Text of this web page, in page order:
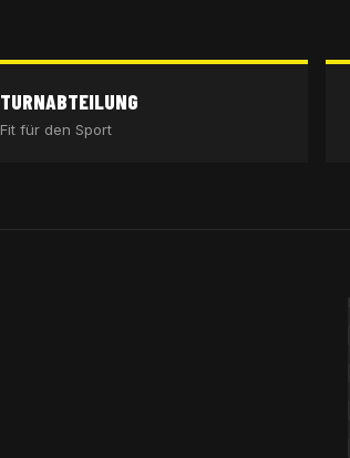
TURNABTEILUNG
Fit für den Sport